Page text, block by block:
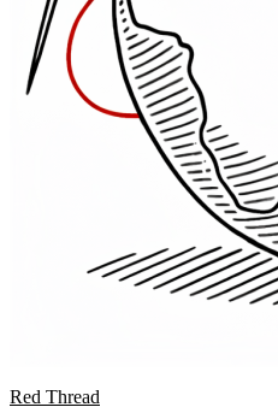
Red Thread